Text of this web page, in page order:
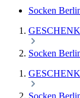
Socken
Socken
Socken